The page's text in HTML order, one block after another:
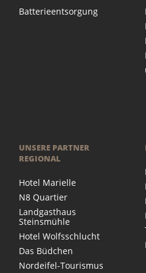
Batterieentsorgung
UNSERE PARTNER
REGIONAL
Hotel Marielle
N8 Quartier
Landgasthaus
Steinsmühle
Hotel Wolfsschlucht
Das Büdchen
Nordeifel-Tourismus